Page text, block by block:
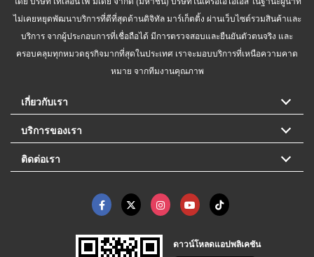
ไม่เคยหยุดพัฒนาบริการที่ดีที่สุดด้านดิจิทัล มาร์เก็ตติ้ง ผ่านเว็บไซต์รวมสินค้าและ
บริการ จากผู้ประกอบการที่เชื่อถือได้ มีการตรวจสอบและยืนยันตัวตนจริง และ
ครอบคลุมทุกหมวดธุรกิจมากที่สุดในประเทศ เราจะมอบบริการที่เหนือความคาด
หมาย จากทีมงานคุณภาพ
เกี่ยวกับเรา
บริการของเรา
ติดต่อเรา
ดาวน์โหลดแอปพลิเคชัน